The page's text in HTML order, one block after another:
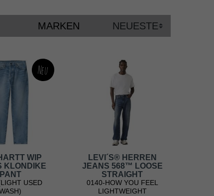
MARKEN
Neu
WIP
KLONDIKE
PANT
USED
LEVI´S® HERREN
JEANS 568™ LOOSE
STRAIGHT
0140-HOW YOU FEEL
LIGHTWEIGHT